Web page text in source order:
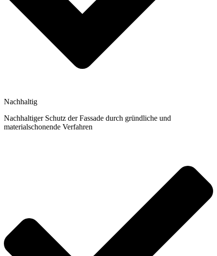
Nachhaltig
Nachhaltiger Schutz der Fassade durch gründliche und
materialschonende Verfahren